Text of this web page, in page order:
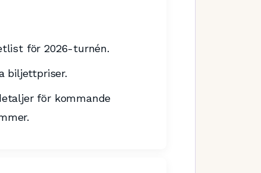
för 2026-turnén.
biljettpriser.
för kommande